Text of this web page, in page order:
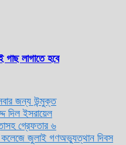
গাছ লাগাতে হবে
জন্য উন্মুক্ত
দিল ইসরায়েল
গ্রেফতার ৬
কলেজে জুলাই গণঅভ্যুত্থান দিবস